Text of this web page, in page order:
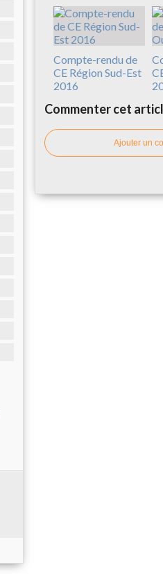
Compte-rendu de
CE Région Sud-Est
2016
Commenter cet
Ajouter un